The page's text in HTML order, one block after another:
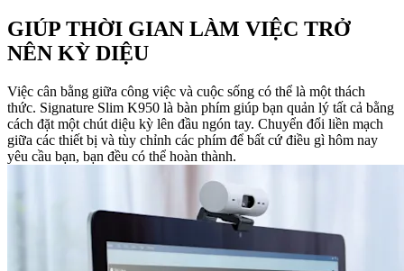
GIÚP THỜI GIAN LÀM VIỆC TRỞ
NÊN KỲ DIỆU
Việc cân bằng giữa công việc và cuộc sống có thể là một thách
thức. Signature Slim K950 là bàn phím giúp bạn quản lý tất cả bằng
cách đặt một chút diệu kỳ lên đầu ngón tay. Chuyển đổi liền mạch
giữa các thiết bị và tùy chỉnh các phím để bất cứ điều gì hôm nay
yêu cầu bạn, bạn đều có thể hoàn thành.